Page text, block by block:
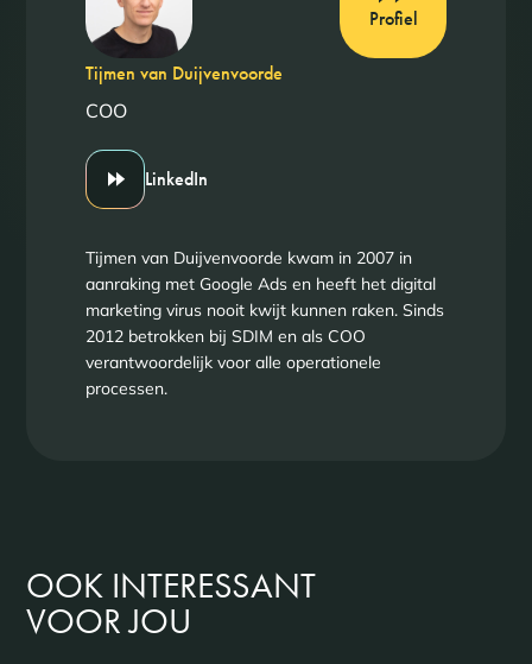
Tijmen van Duijvenvoorde
COO
LinkedIn
Profiel
Tijmen van Duijvenvoorde kwam in 2007 in
aanraking met Google Ads en heeft het digital
marketing virus nooit kwijt kunnen raken. Sinds
2012 betrokken bij SDIM en als COO
verantwoordelijk voor alle operationele
processen.
OOK INTERESSANT
VOOR JOU